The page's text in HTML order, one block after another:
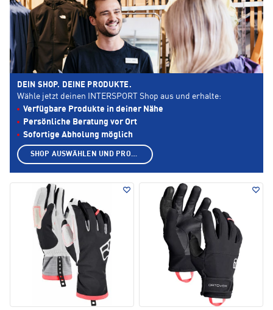
DEIN SHOP. DEINE PRODUKTE.
Wähle jetzt deinen INTERSPORT Shop aus und erhalte:
Verfügbare Produkte in deiner Nähe
Persönliche Beratung vor Ort
Sofortige Abholung möglich
SHOP AUSWÄHLEN UND PRODUKTE ANZEIGEN